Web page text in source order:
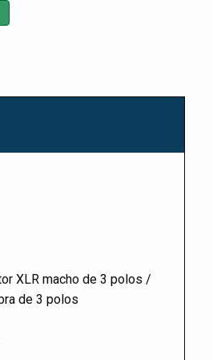
XLR macho de 3 polos /
de 3 polos